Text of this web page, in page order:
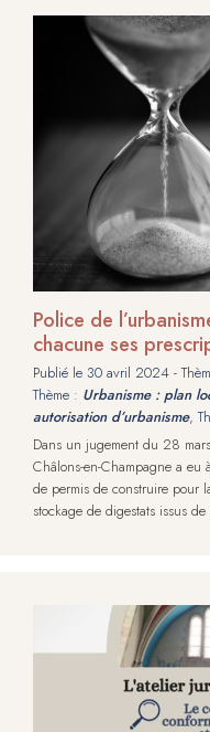
Police de
chacune ses
Publié le 30 avril 2024 -
Thème : Urbanisme : plan
autorisation d’urbanisme,
Dans un jugement du 28
Châlons-en-Champagne a eu
de permis de construire pour
stockage de digestats issus